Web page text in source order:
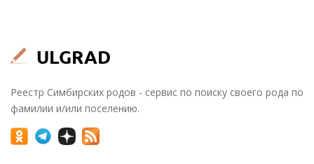
Реестр Симбирских родов - сервис по поиску своего рода по
фамилии и/или поселению.